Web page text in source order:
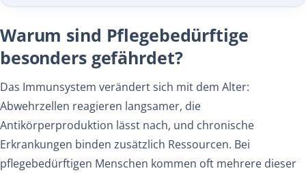
Warum sind Pflegebedürftige
besonders gefährdet?
Das Immunsystem verändert sich mit dem Alter:
Abwehrzellen reagieren langsamer, die
Antikörperproduktion lässt nach, und chronische
Erkrankungen binden zusätzlich Ressourcen. Bei
pflegebedürftigen Menschen kommen oft mehrere dieser